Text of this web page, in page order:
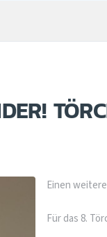
Einen
Für das 8.